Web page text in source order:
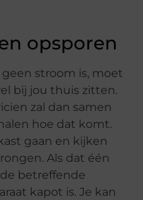
opsporen
stroom is, moet
bij jou thuis zitten.
zal dan samen
hoe dat komt.
gaan en kijken
Als dat één
betreffende
kapot is. Je kan